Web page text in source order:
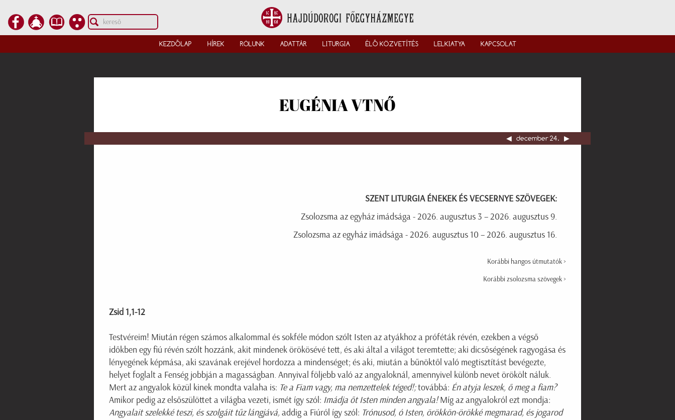
KEZDŐLAP HÍREK RÓLUNK ADATTÁR LITURGIA ÉLŐ KÖZVETÍTÉS LELKIATYA KAPCSOLAT
EUGÉNIA VTNŐ
◀︎ december 24. ▶︎
SZENT LITURGIA ÉNEKEK ÉS VECSERNYE SZÖVEGEK:
Zsolozsma az egyház imádsága - 2026. augusztus 3 – 2026. augusztus 9.
Zsolozsma az egyház imádsága - 2026. augusztus 10 – 2026. augusztus 16.
Korábbi hangos útmutatók >
Korábbi zsolozsma szövegek >
Zsid 1,1-12
Testvéreim! Miután régen számos alkalommal és sokféle módon szólt Isten az atyákhoz a próféták révén, ezekben a végső
időkben egy fiú révén szólt hozzánk, akit mindenek örökösévé tett, és aki által a világot teremtette; aki dicsőségének ragyogása és
lényegének képmása, aki szavának erejével hordozza a mindenséget; és aki, miután a bűnöktől való megtisztítást bevégezte,
helyet foglalt a Fenség jobbján a magasságban. Annyival följebb való az angyaloknál, amennyivel különb nevet örökölt náluk.
Mert az angyalok közül kinek mondta valaha is: Te a Fiam vagy, ma nemzettelek téged!;továbbá: Én atyja leszek, ő meg a fiam?
Amikor pedig az elsőszülöttet a világba vezeti, ismét így szól: Imádja őt Isten minden angyala!Míg az angyalokról ezt mondja:
Angyalait szelekké teszi, és szolgáit tűz lángjává, addig a Fiúról így szól: Trónusod, ó Isten, örökkön-örökké megmarad, és jogarod